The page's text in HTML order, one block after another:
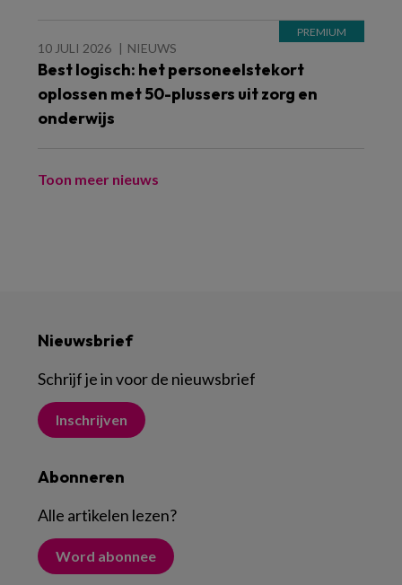
10 JULI 2026 NIEUWS
Best logisch: het personeelstekort
oplossen met 50-plussers uit zorg en
onderwijs
Toon meer nieuws
Nieuwsbrief
Schrijf je in voor de nieuwsbrief
Inschrijven
Abonneren
Alle artikelen lezen?
Word abonnee